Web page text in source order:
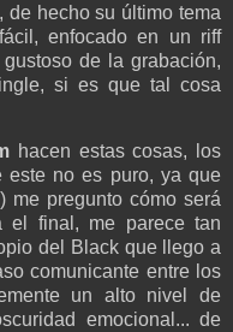
de hecho su último tema
enfocado en un riff
de la grabación,
si es que tal cosa
hacen estas cosas, los
este no es puro, ya que
me pregunto cómo será
el final, me parece tan
del Black que llego a
comunicante entre los
un alto nivel de
emocional... de